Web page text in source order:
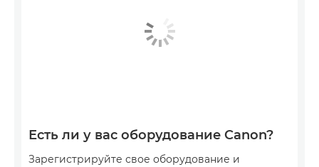
Есть ли у вас оборудование Canon?
Зарегистрируйте свое оборудование и